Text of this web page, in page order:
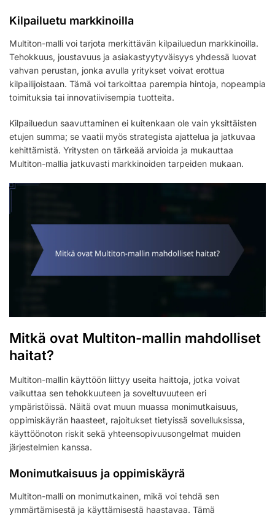
Kilpailuetu markkinoilla
Multiton-malli voi tarjota merkittävän kilpailuedun markkinoilla.
Tehokkuus, joustavuus ja asiakastyytyväisyys yhdessä luovat
vahvan perustan, jonka avulla yritykset voivat erottua
kilpailijoistaan. Tämä voi tarkoittaa parempia hintoja, nopeampia
toimituksia tai innovatiivisempia tuotteita.
Kilpailuedun saavuttaminen ei kuitenkaan ole vain yksittäisten
etujen summa; se vaatii myös strategista ajattelua ja jatkuvaa
kehittämistä. Yritysten on tärkeää arvioida ja mukauttaa
Multiton-mallia jatkuvasti markkinoiden tarpeiden mukaan.
Mitkä ovat Multiton-mallin mahdolliset
haitat?
Multiton-mallin käyttöön liittyy useita haittoja, jotka voivat
vaikuttaa sen tehokkuuteen ja soveltuvuuteen eri
ympäristöissä. Näitä ovat muun muassa monimutkaisuus,
oppimiskäyrän haasteet, rajoitukset tietyissä sovelluksissa,
käyttöönoton riskit sekä yhteensopivuusongelmat muiden
järjestelmien kanssa.
Monimutkaisuus ja oppimiskäyrä
Multiton-malli on monimutkainen, mikä voi tehdä sen
ymmärtämisestä ja käyttämisestä haastavaa. Tämä